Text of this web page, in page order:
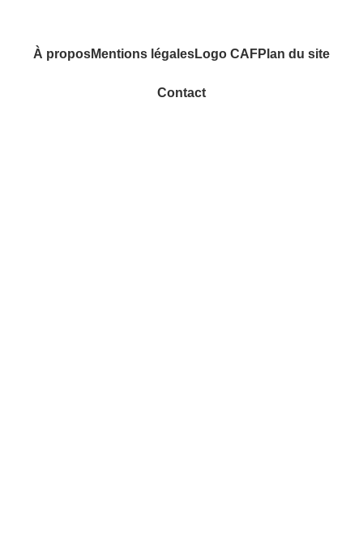
À proposMentions légalesLogo CAFPlan du site
Contact